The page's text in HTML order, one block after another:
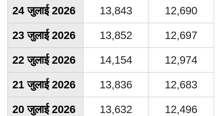
24 जुलाई 2026
13,843
12,690
23 जुलाई 2026
13,852
12,697
22 जुलाई 2026
14,154
12,974
21 जुलाई 2026
13,836
12,683
20 जुलाई 2026
13,632
12,496